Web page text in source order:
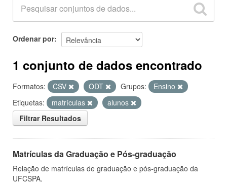
Grupos
Sobre
Ordenar por
1 conjunto de dados encontrado
Formatos: CSV ODT Grupos:
Ensino
Etiquetas:
matrículas
alunos
Filtrar Resultados
Matrículas da Graduação e Pós-graduação
Relação de matrículas de graduação e pós-graduação da
UFCSPA.